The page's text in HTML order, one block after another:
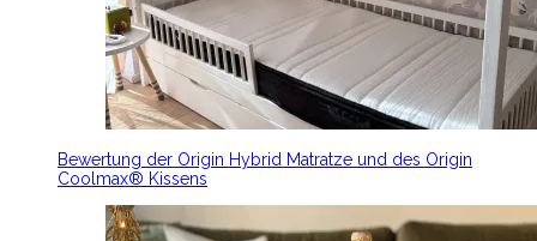
Bewertung der Origin Hybrid Matratze und des Origin
Coolmax® Kissens